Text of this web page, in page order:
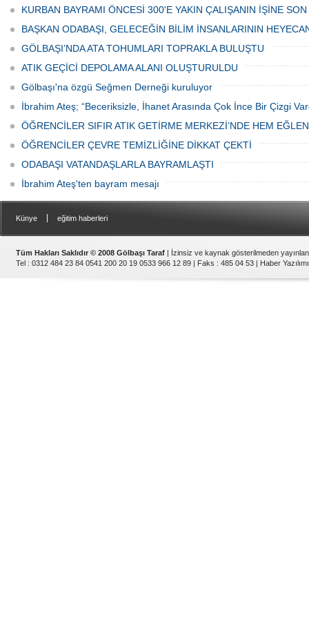
Haftası" etkinlikleri Ankara'da devam
ediyor.
bulunan esnaf ve alışverişe gelen
vatandaşlar park cezaları yüzünden
canından bezdi.
KURBAN BAYRAMI ÖNCESİ 300'E YAKIN ÇALIŞANIN İŞİNE
BAŞKAN ODABAŞI, GELECEĞİN BİLİM İNSANLARININ
GÖLBAŞI’NDA ATA TOHUMLARI TOPRAKLA BULUŞTU
ATIK GEÇİCİ DEPOLAMA ALANI OLUŞTURULDU
Gölbaşı'na özgü Seğmen Derneği kuruluyor
İbrahim Ateş; “Beceriksizle, İhanet Arasında Çok İnce Bir Çizgi
ÖĞRENCİLER SIFIR ATIK GETİRME MERKEZİ’NDE HEM
ÖĞRENCİLER ÇEVRE TEMİZLİĞİNE DİKKAT ÇEKTİ
ODABAŞI VATANDAŞLARLA BAYRAMLAŞTI
İbrahim Ateş'ten bayram mesajı
Künye eğitim haberleri
Tüm Hakları Saklıdır © 2008 Gölbaşı Taraf | İzinsiz ve kaynak gösterilmeden
Tel : 0312 484 23 84 0541 200 20 19 0533 966 12 89 | Faks : 485 04 53 | Haber Yazılımı